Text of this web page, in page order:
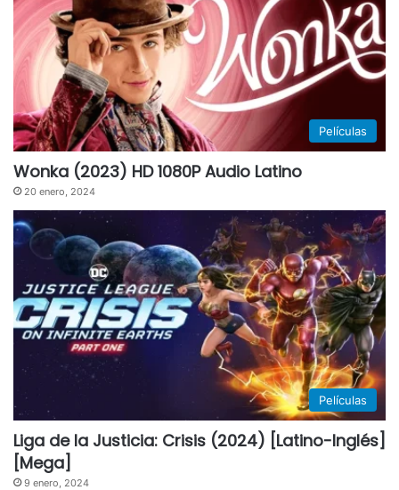
Películas
Wonka (2023) HD 1080P Audio Latino
20 enero, 2024
Películas
Liga de la Justicia: Crisis (2024) [Latino-Inglés]
[Mega]
9 enero, 2024